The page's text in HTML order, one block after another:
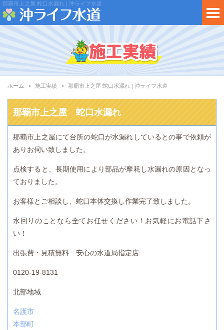
那覇市上之屋 蛇口水漏れ | 沖ライフ水道
ホーム 施工実績 那覇市上之屋 蛇口水漏れ | 沖ライフ水道
那覇市上之屋 蛇口水漏れ
那覇市上之屋にて台所の蛇口が水漏れしているとの事で依頼が
ありお伺い致しました。
点検すると、長期使用により部品が摩耗し水漏れの原因となっ
ておりました。
お客様とご相談し、蛇口本体交換し作業完了致しました。
水回りのことなら全てお任せください！お気軽にお電話下さ
い！
出張費・見積無料 安心の水道局指定店
0120-19-8131
北部地域
名護市
本部町